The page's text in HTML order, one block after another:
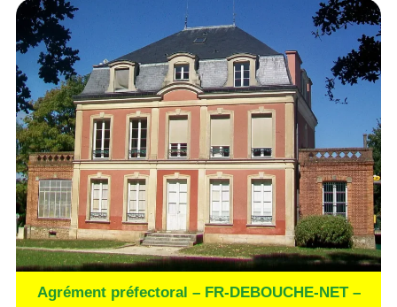
Agrément préfectoral – FR-DEBOUCHE-NET –